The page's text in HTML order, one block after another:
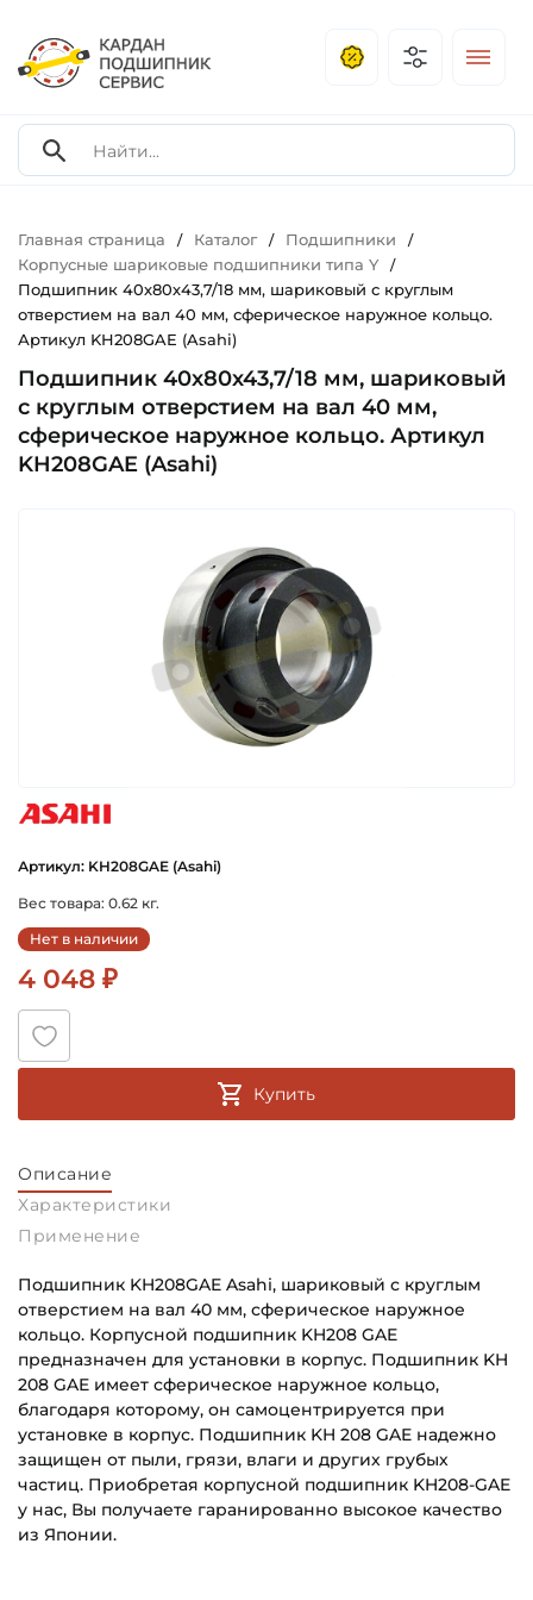
Главная страница / Каталог / Подшипники /
Корпусные шариковые подшипники типа Y /
Подшипник 40х80х43,7/18 мм, шариковый с круглым
отверстием на вал 40 мм, сферическое наружное кольцо.
Артикул KH208GAE (Asahi)
Подшипник 40х80х43,7/18 мм, шариковый
с круглым отверстием на вал 40 мм,
сферическое наружное кольцо. Артикул
KH208GAE (Asahi)
Артикул: KH208GAE (Asahi)
Вес товара: 0.62 кг.
Нет в наличии
4 048 ₽
Купить
Описание
Характеристики
Применение
Подшипник KH208GAE Asahi, шариковый с круглым
отверстием на вал 40 мм, сферическое наружное
кольцо. Корпусной подшипник KH208 GAE
предназначен для установки в корпус. Подшипник KH
208 GAE имеет сферическое наружное кольцо,
благодаря которому, он самоцентрируется при
установке в корпус. Подшипник KH 208 GAE надежно
защищен от пыли, грязи, влаги и других грубых
частиц. Приобретая корпусной подшипник KH208-GAE
у нас, Вы получаете гаранированно высокое качество
из Японии.